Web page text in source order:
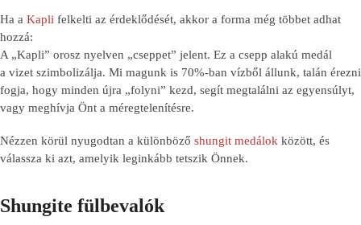
Ha a Kapli felkelti az érdeklődését, akkor a forma még többet adhat
hozzá:
A „Kapli” orosz nyelven „cseppet” jelent. Ez a csepp alakú medál
a vizet szimbolizálja. Mi magunk is 70%-ban vízből állunk, talán érezni
fogja, hogy minden újra „folyni” kezd, segít megtalálni az egyensúlyt,
vagy meghívja Önt a méregtelenítésre.
Nézzen körül nyugodtan a különböző shungit medálok között, és
válassza ki azt, amelyik leginkább tetszik Önnek.
Shungite fülbevalók